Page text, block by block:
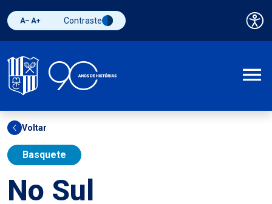
Diminuir fonte
Aumentar fonteAlternar contraste
Contraste
Voltar
Basquete
No Sul